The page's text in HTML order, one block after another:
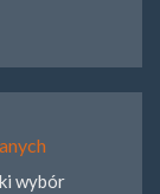
wybór